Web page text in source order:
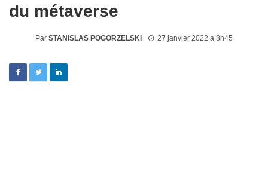
du métaverse
Par STANISLAS POGORZELSKI 27 janvier 2022 à 8h45